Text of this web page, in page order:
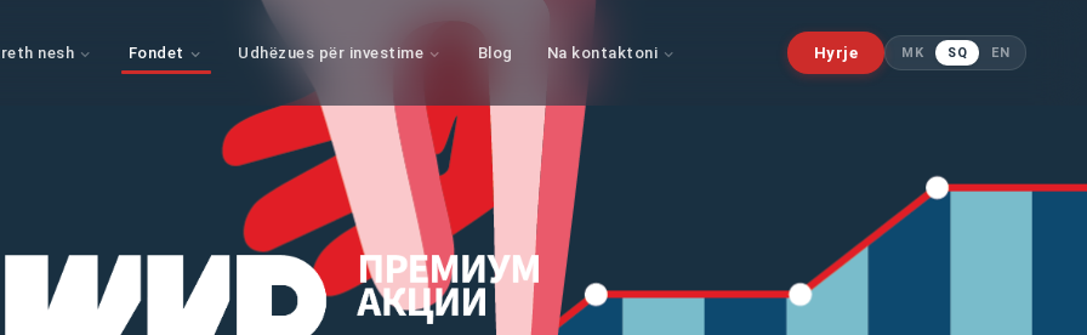
nesh Fondet Udhëzues për investime Blog Na kontaktoni Hyrje MK SQ EN